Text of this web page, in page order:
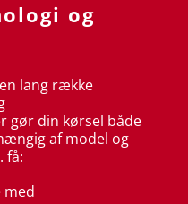
og
lang række
gør din kørsel både
af model og
få:
med